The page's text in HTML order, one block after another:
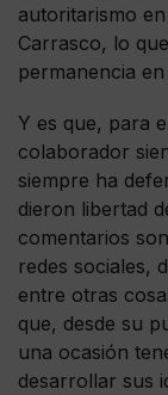
autoritarismo
Carrasco, lo
permanencia
Y es que, para
colaborador
siempre ha
dieron libertad
comentarios
redes sociales,
entre otras
que, desde su
una ocasión
desarrollar sus